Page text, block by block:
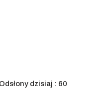
dzisiaj : 60